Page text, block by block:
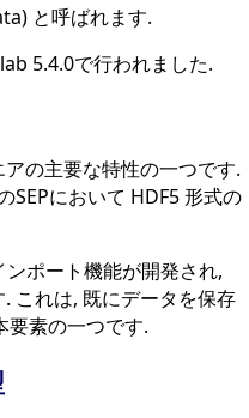
と呼ばれます.
5.4.0で行われました.
の主要な特性の一つです.
SEPにおいて HDF5 形式の
ポート機能が開発され,
これは, 既にデータを保存
要素の一つです.